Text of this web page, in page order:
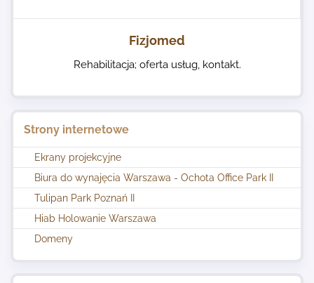
Strony internetowe
Ekrany projekcyjne
Biura do wynajęcia Warszawa - Ochota Office Park II
Tulipan Park Poznań II
Hiab Holowanie Warszawa
Domeny
Fizjomed
Rehabilitacja; oferta usług, kontakt.